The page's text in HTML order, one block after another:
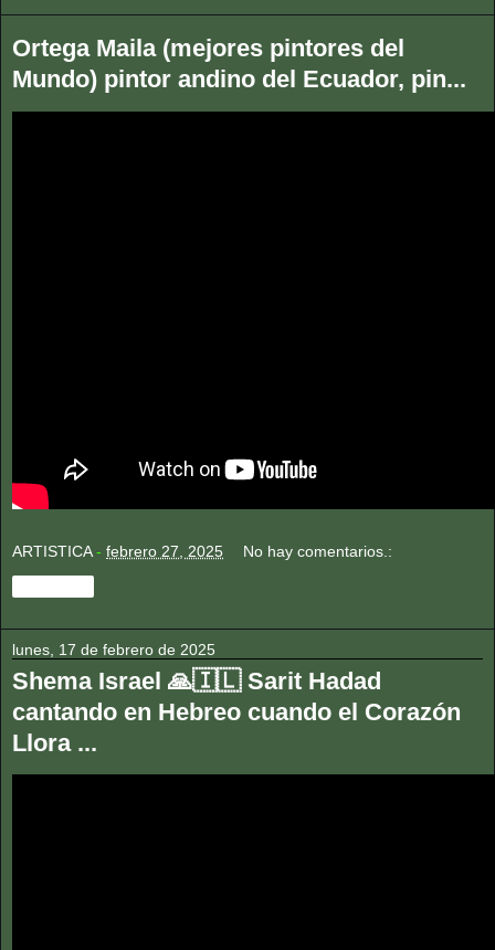
Ortega Maila (mejores pintores del
Mundo) pintor andino del Ecuador, pin...
ARTISTICA - febrero 27, 2025 No hay comentarios.:
lunes, 17 de febrero de 2025
Shema Israel 🙏🇮🇱 Sarit Hadad
cantando en Hebreo cuando el Corazón
Llora ...